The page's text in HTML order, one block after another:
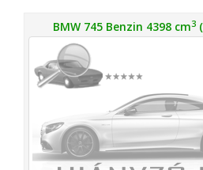
BMW 745 Benzin 4398 cm3